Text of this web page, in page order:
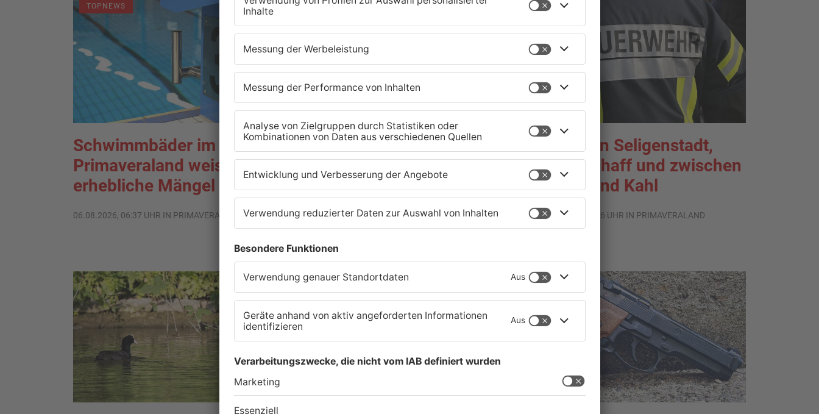
TOPNEWS
Schwimmbäder im
Primaveraland weisen teils
erhebliche Mängel auf
06.08.2026, 06:37 UHR IN PRIMAVERALAND
TOPNEWS
Waldbrandgefahr im
Primaveraland bleibt
weiterhin sehr hoch
06.08.2026, 06:34 UHR IN PRIMAVERALAND
TOPNEWS
Brände in Seligenstadt,
Waldaschaff und zwischen
Hanau und Kahl
05.08.2026, 06:36 UHR IN PRIMAVERALAND